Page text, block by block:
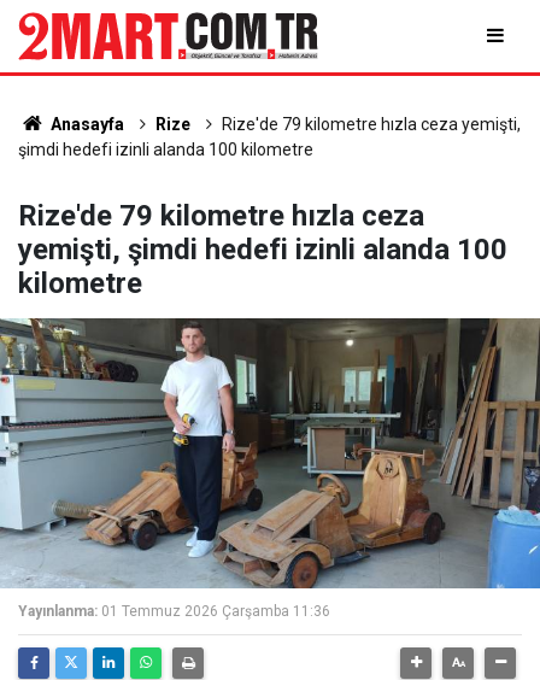
Anasayfa Rize
Rize'de 79 kilometre hızla ceza yemişti,
şimdi hedefi izinli alanda 100 kilometre
Rize'de 79 kilometre hızla ceza
yemişti, şimdi hedefi izinli alanda 100
kilometre
Yayınlanma: 01 Temmuz 2026 Çarşamba 11:36